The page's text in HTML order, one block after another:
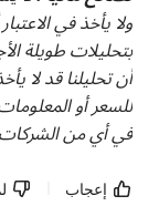
ولا يأخذ في
بتحليلات طويلة
أن تحليلنا قد لا
في أي من الشركات
إعجاب